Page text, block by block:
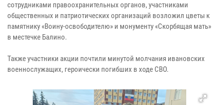
сотрудниками правоохранительных органов, участниками
общественных и патриотических организаций возложил цветы к
памятнику «Воину-освободителю» и монументу «Скорбящая мать»
в местечке Балино.
Также участники акции почтили минутой молчания ивановских
военнослужащих, героически погибших в ходе СВО.